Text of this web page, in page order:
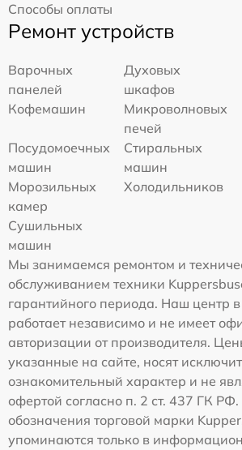
Способы оплаты
Ремонт устройств
Варочных
панелей
Духовых
шкафов
Кофемашин
Микроволновых
печей
Посудомоечных
машин
Стиральных
машин
Морозильных
камер
Холодильников
Сушильных
машин
Мы занимаемся ремонтом и
обслуживанием техники
гарантийного периода. Наш центр
работает независимо и не имеет
авторизации от производителя.
указанные на сайте, носят
ознакомительный характер и не
офертой согласно п. 2 ст. 437 ГК
обозначения торговой марки
упоминаются только в